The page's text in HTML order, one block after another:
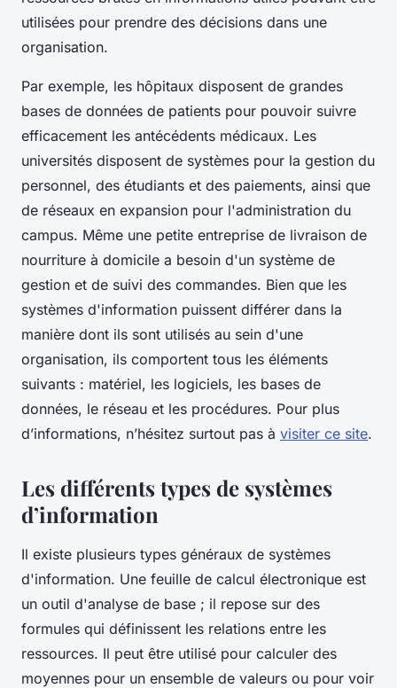
utilisées pour prendre des décisions dans une
organisation.
Par exemple, les hôpitaux disposent de grandes
bases de données de patients pour pouvoir suivre
efficacement les antécédents médicaux. Les
universités disposent de systèmes pour la gestion du
personnel, des étudiants et des paiements, ainsi que
de réseaux en expansion pour l'administration du
campus. Même une petite entreprise de livraison de
nourriture à domicile a besoin d'un système de
gestion et de suivi des commandes. Bien que les
systèmes d'information puissent différer dans la
manière dont ils sont utilisés au sein d'une
organisation, ils comportent tous les éléments
suivants : matériel, les logiciels, les bases de
données, le réseau et les procédures. Pour plus
d’informations, n’hésitez surtout pas à visiter ce site.
Les différents types de systèmes
d’information
Il existe plusieurs types généraux de systèmes
d'information. Une feuille de calcul électronique est
un outil d'analyse de base ; il repose sur des
formules qui définissent les relations entre les
ressources. Il peut être utilisé pour calculer des
moyennes pour un ensemble de valeurs ou pour voir